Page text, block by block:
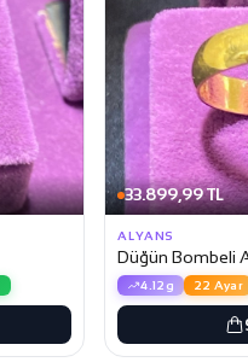
33.899,99 TL
ALYANS
Düğün Bombeli
4.12g 22 Ayar